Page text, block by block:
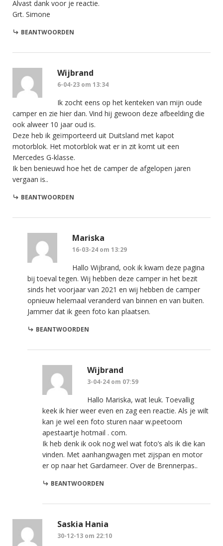
Alvast dank voor je reactie.
Grt. Simone
BEANTWOORDEN
Wijbrand
6-04-23 om 13:34
Ik zocht eens op het kenteken van mijn oude
camper en zie hier dan. Vind hij gewoon deze afbeelding die
ook alweer 10 jaar oud is.
Deze heb ik geïmporteerd uit Duitsland met kapot
motorblok. Het motorblok wat er in zit komt uit een
Mercedes G-klasse.
Ik ben benieuwd hoe het de camper de afgelopen jaren
vergaan is..
BEANTWOORDEN
Mariska
16-03-24 om 13:29
Hallo Wijbrand, ook ik kwam deze pagina
bij toeval tegen. Wij hebben deze camper in het bezit
sinds het voorjaar van 2021 en wij hebben de camper
opnieuw helemaal veranderd van binnen en van buiten.
Jammer dat ik geen foto kan plaatsen.
BEANTWOORDEN
Wijbrand
3-04-24 om 07:59
Hallo Mariska, wat leuk. Toevallig
keek ik hier weer even en zag een reactie. Als je wilt
kan je wel een foto sturen naar w.peetoom
apestaartje hotmail . com.
Ik heb denk ik ook nog wel wat foto’s als ik die kan
vinden. Met aanhangwagen met zijspan en motor
er op naar het Gardameer. Over de Brennerpas..
BEANTWOORDEN
Saskia Hania
30-12-13 om 22:10